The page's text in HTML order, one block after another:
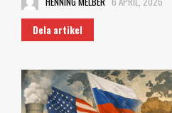
Dela artikel